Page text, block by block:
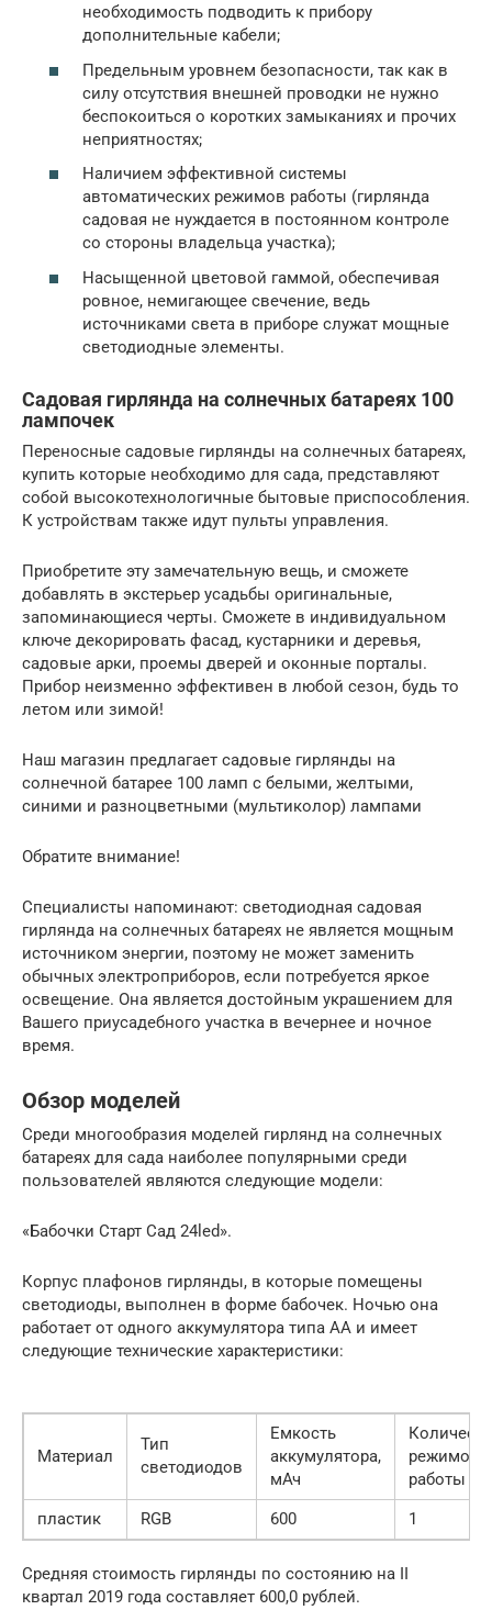
необходимость подводить к прибору
дополнительные кабели;
Предельным уровнем безопасности, так как в
силу отсутствия внешней проводки не нужно
беспокоиться о коротких замыканиях и прочих
неприятностях;
Наличием эффективной системы
автоматических режимов работы (гирлянда
садовая не нуждается в постоянном контроле
со стороны владельца участка);
Насыщенной цветовой гаммой, обеспечивая
ровное, немигающее свечение, ведь
источниками света в приборе служат мощные
светодиодные элементы.
Садовая гирлянда на солнечных батареях 100
лампочек
Переносные садовые гирлянды на солнечных батареях,
купить которые необходимо для сада, представляют
собой высокотехнологичные бытовые приспособления.
К устройствам также идут пульты управления.
Приобретите эту замечательную вещь, и сможете
добавлять в экстерьер усадьбы оригинальные,
запоминающиеся черты. Сможете в индивидуальном
ключе декорировать фасад, кустарники и деревья,
садовые арки, проемы дверей и оконные порталы.
Прибор неизменно эффективен в любой сезон, будь то
летом или зимой!
Наш магазин предлагает садовые гирлянды на
солнечной батарее 100 ламп с белыми, желтыми,
синими и разноцветными (мультиколор) лампами
Обратите внимание!
Специалисты напоминают: светодиодная садовая
гирлянда на солнечных батареях не является мощным
источником энергии, поэтому не может заменить
обычных электроприборов, если потребуется яркое
освещение. Она является достойным украшением для
Вашего приусадебного участка в вечернее и ночное
время.
Обзор моделей
Среди многообразия моделей гирлянд на солнечных
батареях для сада наиболее популярными среди
пользователей являются следующие модели:
«Бабочки Старт Сад 24led».
Корпус плафонов гирлянды, в которые помещены
светодиоды, выполнен в форме бабочек. Ночью она
работает от одного аккумулятора типа АА и имеет
следующие технические характеристики:
Материал
Тип
светодиодов
Емкость
аккумулятора,
мАч
режимов
работы
пластик
RGB 600 1
Средняя стоимость гирлянды по состоянию на II
квартал 2019 года составляет 600,0 рублей.